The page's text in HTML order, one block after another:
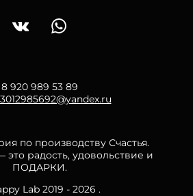
8 920 989 53 89
по производству Счастья.
радость, удовольствие и
ПОДАРКИ.
Lab 2019 - 2026 .